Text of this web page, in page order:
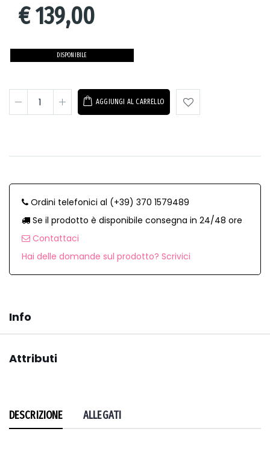
€139,00
DISPONIBILE
AGGIUNGI AL CARRELLO
Ordini telefonici al (+39) 370 1579489
Se il prodotto è disponibile consegna in 24/48 ore
Contattaci
Hai delle domande sul prodotto? Scrivici
Info
Attributi
DESCRIZIONE ALLEGATI